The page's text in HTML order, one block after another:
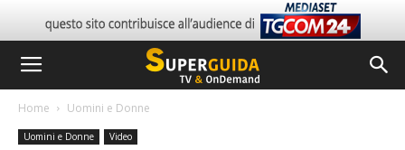
Home Uomini e Donne
Uomini e Donne Video